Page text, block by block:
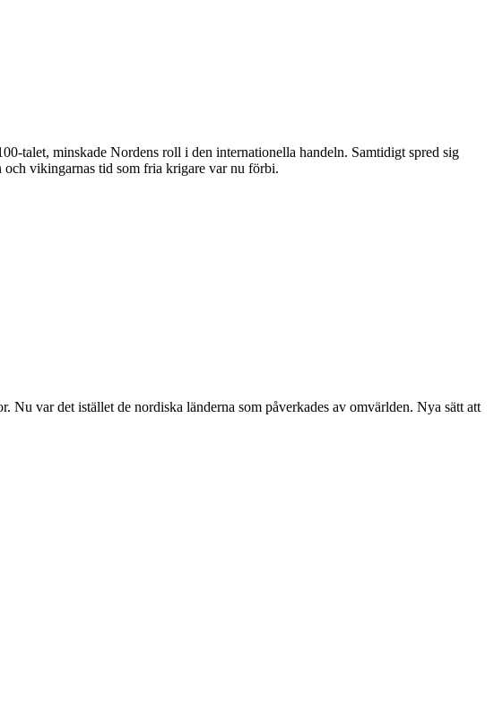
talet, minskade Nordens roll i den internationella handeln. Samtidigt spred sig
vikingarnas tid som fria krigare var nu förbi.
var det istället de nordiska länderna som påverkades av omvärlden. Nya sätt att